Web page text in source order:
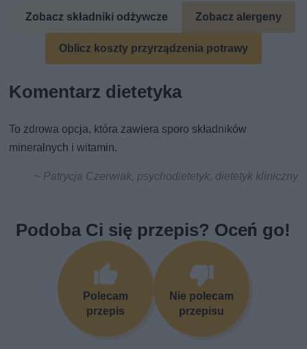
Zobacz składniki odżywcze Zobacz alergeny
Oblicz koszty przyrządzenia potrawy
Komentarz dietetyka
To zdrowa opcja, która zawiera sporo składników
mineralnych i witamin.
~ Patrycja Czerwiak, psychodietetyk, dietetyk kliniczny
Podoba Ci się przepis? Oceń go!
Polecam
przepis
Nie polecam
przepisu